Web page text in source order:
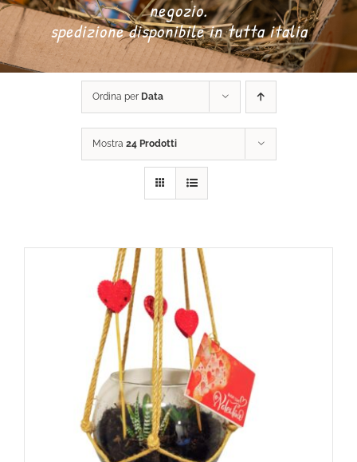
DONA ORA
negozio.
spedizione disponibile in tutta italia
Ordina per Data
Mostra 24 Prodotti